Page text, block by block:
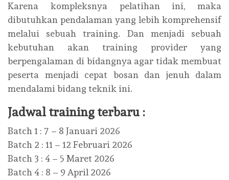
Karena kompleksnya pelatihan ini, maka
dibutuhkan pendalaman yang lebih komprehensif
melalui sebuah training. Dan menjadi sebuah
kebutuhan akan training provider yang
berpengalaman di bidangnya agar tidak membuat
peserta menjadi cepat bosan dan jenuh dalam
mendalami bidang teknik ini.
Jadwal training terbaru :
Batch 1 : 7 – 8 Januari 2026
Batch 2 : 11 – 12 Februari 2026
Batch 3 : 4 – 5 Maret 2026
Batch 4 : 8 – 9 April 2026